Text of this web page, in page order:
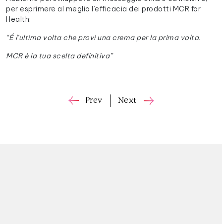
per esprimere al meglio l’efficacia dei prodotti MCR for
Health:
“É l’ultima volta che provi una crema per la prima volta.
MCR è la tua scelta definitiva”
Prev Next